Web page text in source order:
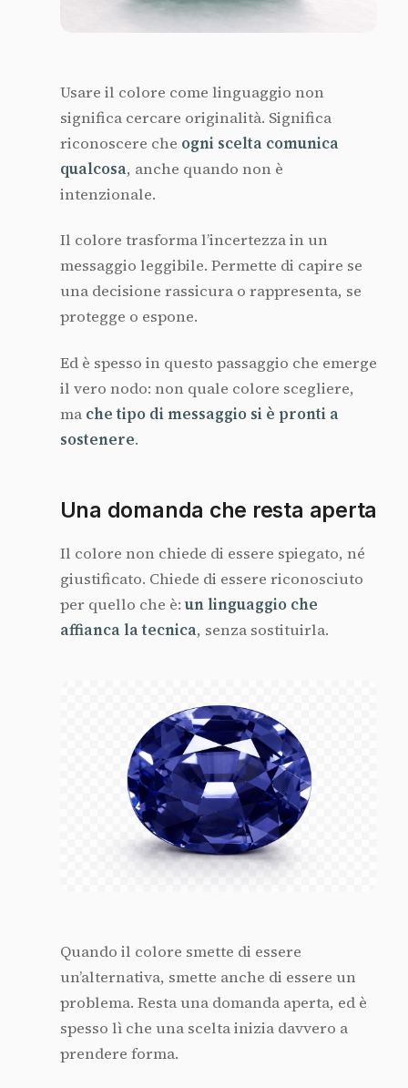
Usare il colore come linguaggio non
significa cercare originalità. Significa
riconoscere che ogni scelta comunica
qualcosa, anche quando non è
intenzionale.
Il colore trasforma l’incertezza in un
messaggio leggibile. Permette di capire se
una decisione rassicura o rappresenta, se
protegge o espone.
Ed è spesso in questo passaggio che emerge
il vero nodo: non quale colore scegliere,
ma che tipo di messaggio si è pronti a
sostenere.
Una domanda che resta aperta
Il colore non chiede di essere spiegato, né
giustificato. Chiede di essere riconosciuto
per quello che è: un linguaggio che
affianca la tecnica, senza sostituirla.
Quando il colore smette di essere
un’alternativa, smette anche di essere un
problema. Resta una domanda aperta, ed è
spesso lì che una scelta inizia davvero a
prendere forma.